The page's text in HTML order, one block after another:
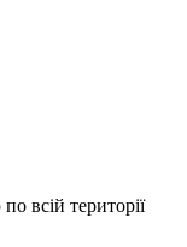
всій території